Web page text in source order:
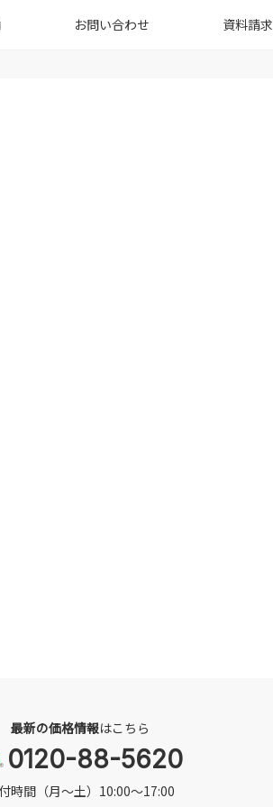
お問い合わせ 資料請求
最新の価格情報はこちら
0120-88-5620
時間（月〜土）10:00～17:00